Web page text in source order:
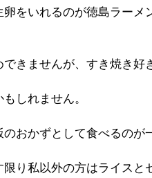
をいれるのが徳島ラーメ
きませんが、すき焼き好
しれません。
おかずとして食べるのが
り私以外の方はライスと